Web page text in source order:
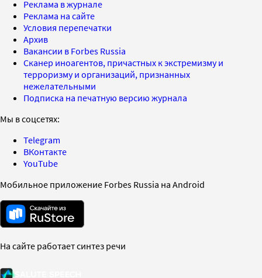
Реклама в журнале
Реклама на сайте
Условия перепечатки
Архив
Вакансии в Forbes Russia
Сканер иноагентов, причастных к экстремизму и
терроризму и организаций, признанных
нежелательными
Подписка на печатную версию журнала
Мы в соцсетях:
Telegram
ВКонтакте
YouTube
Мобильное приложение Forbes Russia на Android
На сайте работает синтез речи